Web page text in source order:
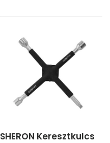
SHERON Keresztkulcs